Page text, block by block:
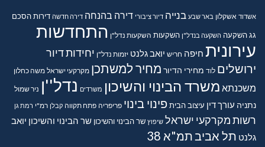
אשדוד אשקלון באר שבע בנייה דיור ציבורי דירה בהנחה דירה חדשה דירותהסכם
גגהשקעה השקעה בנדל"ן השקעות השקעות נדל"ן התחדשות
עירונית חיפה חריש יואב גלנט יזמות נדל"ן יחידות דיור
ירושלים לוד מחירי הדיור מחיר למשתכן מקרקעי ישראל משה כחלון
משכנתא משרד הבינוי והשיכון משרדים נדל''ן ניר שמול
נתניה עורך דין עיצוב הבית פינוי בינוי פריפריה פתח תקווה קבלן רמ"י רמת גן
רשות מקרקעי ישראל שיפוץ שר הבינוי והשיכון שר הבינוי והשיכון יואב
גלנט תל אביב תמ"א 38